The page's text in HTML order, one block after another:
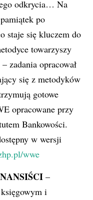
odkrycia… Na
po
staje się kluczem do
towarzyszy
zadania opracował
się z metodyków
gotowe
opracowane przy
Bankowości.
w wersji
wwe
–
i